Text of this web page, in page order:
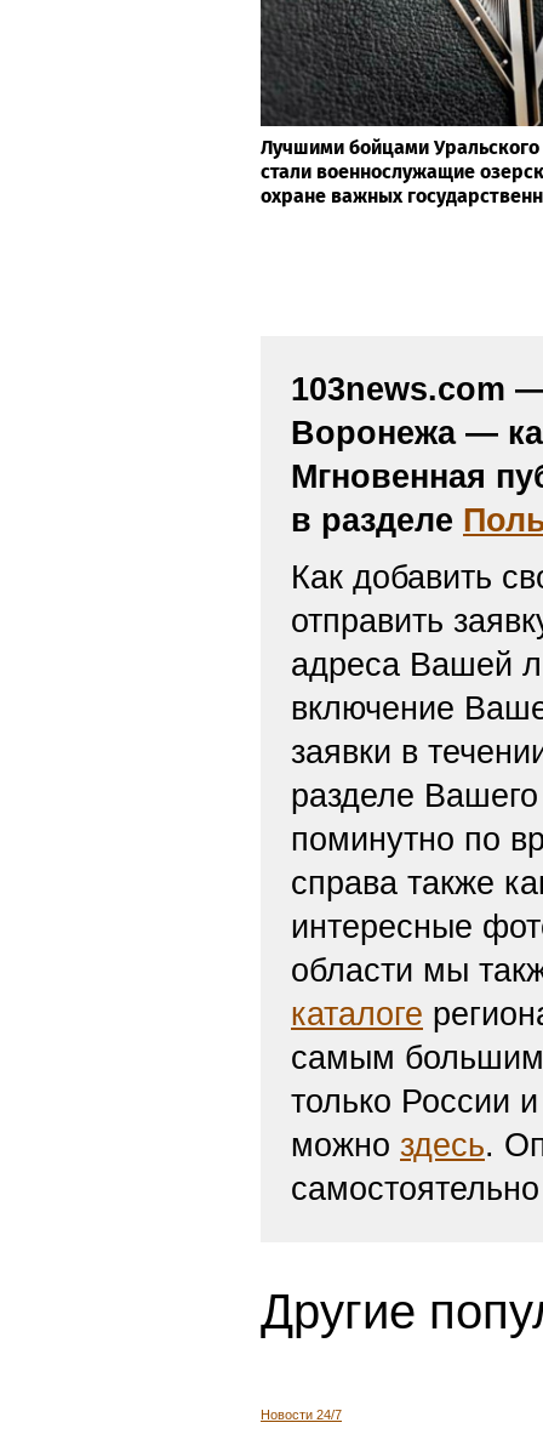
Лучшими бойцами Уральского
стали военнослужащие
охране важных
103news.com
Воронежа —
Мгновенная
в разделе
Как добавить
отправить
адреса Вашей
включение
заявки в
разделе
поминутно по
справа также
интересные
области мы
каталоге
самым большим
только России
можно здесь.
Другие
Новости 24/7